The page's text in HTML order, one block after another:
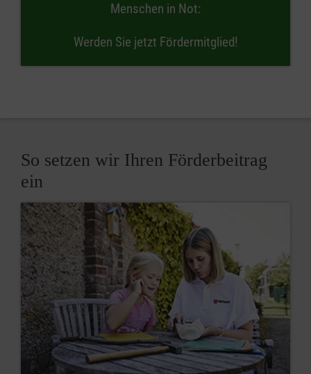
Menschen in Not:
Werden Sie jetzt Fördermitglied!
So setzen wir Ihren Förderbeitrag
ein